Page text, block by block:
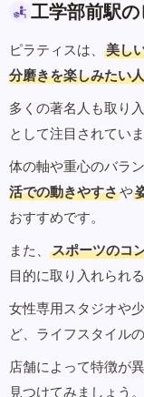
工学部前駅
ピラティスは、 美し
分磨きを楽しみたい人
多くの著名人も取り
として注目されていま
体の軸や重心のバラ
活での動きやすさや
おすすめです。
また、
スポーツのコ
目的に取り入れられ
女性専用スタジオや
ど、ライフスタイル
店舗によって特徴が
見つけてみましょう。